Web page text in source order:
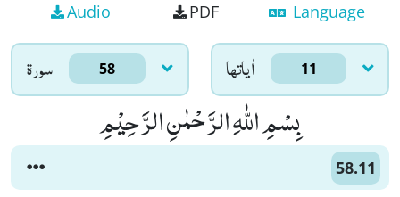
Audio PDF Language
سورۃ 58 اٰياتها 11
بِسْمِ اللّٰهِ الرَّحْمٰنِ الرَّحِیْمِ
58.11